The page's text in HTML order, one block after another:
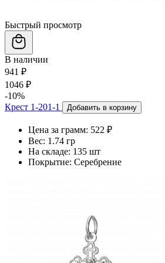
Быстрый просмотр
В наличии
941 ₽
1046 ₽
-10%
Крест 1-201-1
Добавить в корзину
Цена за грамм: 522 ₽
Вес: 1.74 гр
На складе: 135 шт
Покрытие: Серебрение